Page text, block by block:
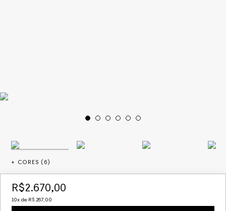
+ CORES ( 6)
R$2.670,00
10x de R$ 267,00